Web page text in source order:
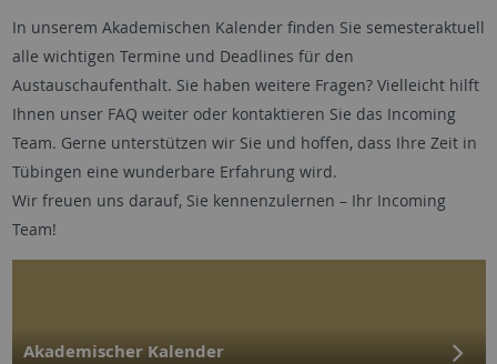
In unserem Akademischen Kalender finden Sie semesteraktuell
alle wichtigen Termine und Deadlines für den
Austauschaufenthalt. Sie haben weitere Fragen? Vielleicht hilft
Ihnen unser FAQ weiter oder kontaktieren Sie das Incoming
Team. Gerne unterstützen wir Sie und hoffen, dass Ihre Zeit in
Tübingen eine wunderbare Erfahrung wird.
Wir freuen uns darauf, Sie kennenzulernen – Ihr Incoming
Team!
Akademischer Kalender